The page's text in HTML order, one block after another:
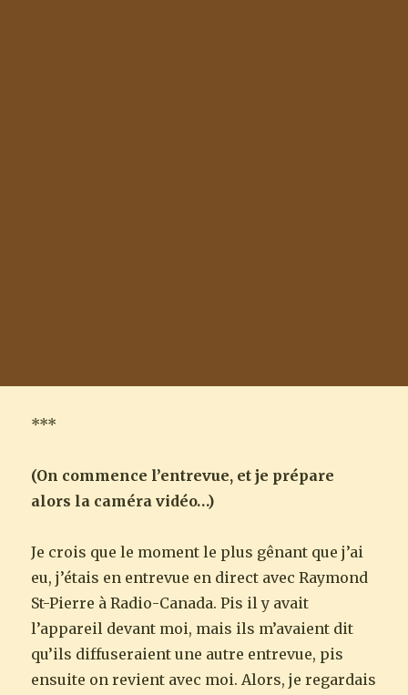
***
(On commence l’entrevue, et je prépare
alors la caméra vidéo…)
Je crois que le moment le plus gênant que j’ai
eu, j’étais en entrevue en direct avec Raymond
St-Pierre à Radio-Canada. Pis il y avait
l’appareil devant moi, mais ils m’avaient dit
qu’ils diffuseraient une autre entrevue, pis
ensuite on revient avec moi. Alors, je regardais